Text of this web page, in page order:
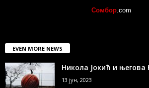
Сомбор .com
EVEN MORE NEWS
Никола Јокић и његова
13 јун, 2023